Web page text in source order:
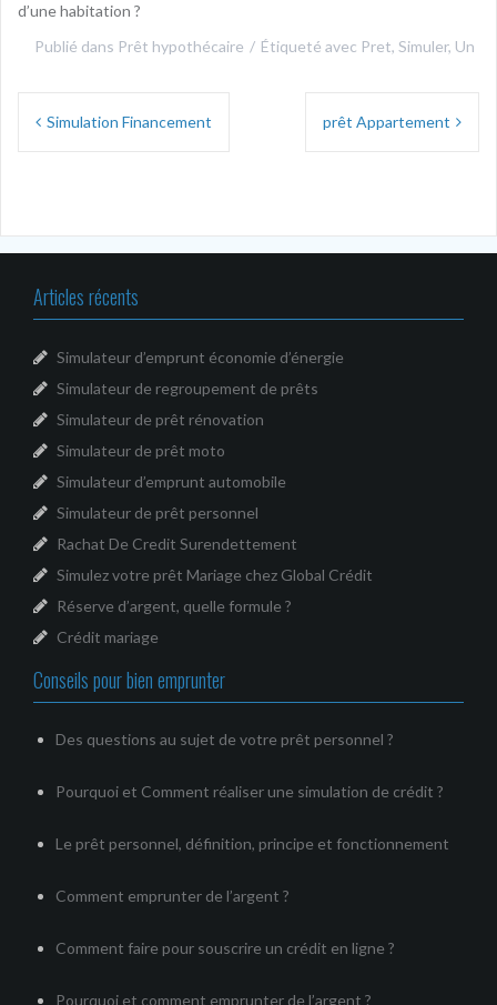
d’une habitation ?
Publié dans Prêt hypothécaire Étiqueté avec Pret, Simuler, Un
Navigation
Simulation Financement prêt Appartement
Articles récents
Simulateur d’emprunt économie d’énergie
Simulateur de regroupement de prêts
Simulateur de prêt rénovation
Simulateur de prêt moto
Simulateur d’emprunt automobile
Simulateur de prêt personnel
Rachat De Credit Surendettement
Simulez votre prêt Mariage chez Global Crédit
Réserve d’argent, quelle formule ?
Crédit mariage
Conseils pour bien emprunter
Des questions au sujet de votre prêt personnel ?
Pourquoi et Comment réaliser une simulation de crédit ?
Le prêt personnel, définition, principe et fonctionnement
Comment emprunter de l’argent ?
Comment faire pour souscrire un crédit en ligne ?
Pourquoi et comment emprunter de l’argent ?